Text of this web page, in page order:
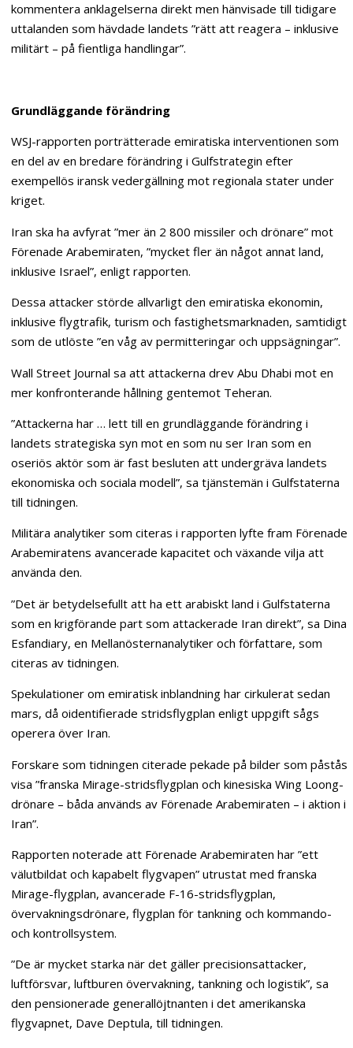
kommentera anklagelserna direkt men hänvisade till tidigare
uttalanden som hävdade landets ”rätt att reagera – inklusive
militärt – på fientliga handlingar”.
Grundläggande förändring
WSJ-rapporten porträtterade emiratiska interventionen som
en del av en bredare förändring i Gulfstrategin efter
exempellös iransk vedergällning mot regionala stater under
kriget.
Iran ska ha avfyrat ”mer än 2 800 missiler och drönare” mot
Förenade Arabemiraten, ”mycket fler än något annat land,
inklusive Israel”, enligt rapporten.
Dessa attacker störde allvarligt den emiratiska ekonomin,
inklusive flygtrafik, turism och fastighetsmarknaden, samtidigt
som de utlöste ”en våg av permitteringar och uppsägningar”.
Wall Street Journal sa att attackerna drev Abu Dhabi mot en
mer konfronterande hållning gentemot Teheran.
”Attackerna har … lett till en grundläggande förändring i
landets strategiska syn mot en som nu ser Iran som en
oseriös aktör som är fast besluten att undergräva landets
ekonomiska och sociala modell”, sa tjänstemän i Gulfstaterna
till tidningen.
Militära analytiker som citeras i rapporten lyfte fram Förenade
Arabemiratens avancerade kapacitet och växande vilja att
använda den.
”Det är betydelsefullt att ha ett arabiskt land i Gulfstaterna
som en krigförande part som attackerade Iran direkt”, sa Dina
Esfandiary, en Mellanösternanalytiker och författare, som
citeras av tidningen.
Spekulationer om emiratisk inblandning har cirkulerat sedan
mars, då oidentifierade stridsflygplan enligt uppgift sågs
operera över Iran.
Forskare som tidningen citerade pekade på bilder som påstås
visa ”franska Mirage-stridsflygplan och kinesiska Wing Loong-
drönare – båda används av Förenade Arabemiraten – i aktion i
Iran”.
Rapporten noterade att Förenade Arabemiraten har ”ett
välutbildat och kapabelt flygvapen” utrustat med franska
Mirage-flygplan, avancerade F-16-stridsflygplan,
övervakningsdrönare, flygplan för tankning och kommando-
och kontrollsystem.
”De är mycket starka när det gäller precisionsattacker,
luftförsvar, luftburen övervakning, tankning och logistik”, sa
den pensionerade generallöjtnanten i det amerikanska
flygvapnet, Dave Deptula, till tidningen.